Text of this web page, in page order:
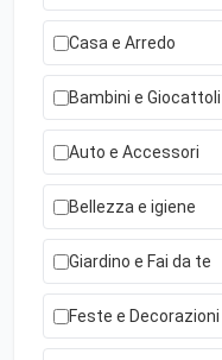
Casa e Arredo
Bambini e Giocattoli
Auto e Accessori
Bellezza e igiene
Giardino e Fai da te
Feste e Decorazioni